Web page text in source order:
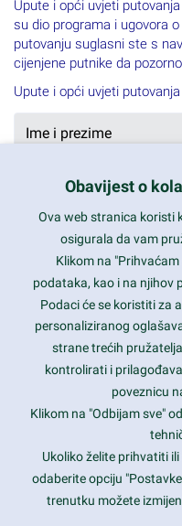
Upute i opći uvjeti
su dio programa i ugovora
putovanju suglasni ste s
cijenjene putnike da
Upute i opći uvjeti
Obavijest o
Ova web stranica koristi
osigurala da vam
Klikom na
podataka, kao i na njihov
Podaci će se koristiti za
personaliziranog
strane trećih
kontrolirati i
poveznicu
Klikom na "Odbijam sve"
Ukoliko želite prihvatiti
odaberite opciju
trenutku možete